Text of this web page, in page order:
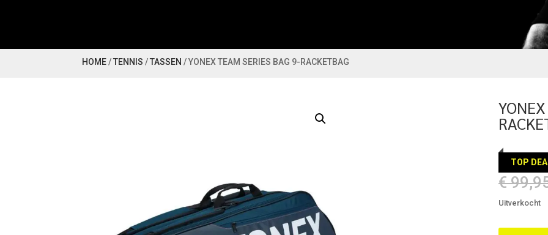
HOME/TENNIS /TASSEN / YONEX TEAM SERIES BAG 9-RACKETBAG
TOP
€
Uitverkocht